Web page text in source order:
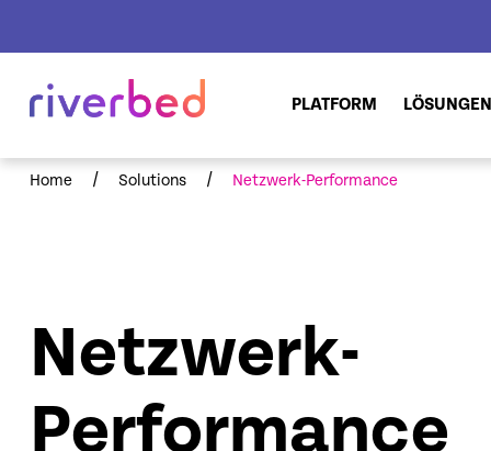
PLATFORM
Home / Solutions / Netzwerk-Performance
Netzwerk-
Performance